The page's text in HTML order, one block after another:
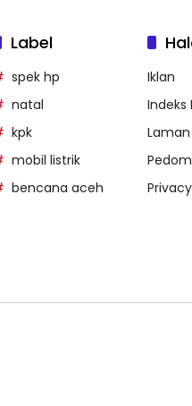
Label
spek hp
natal
kpk
mobil listrik
bencana aceh
Iklan
Indeks